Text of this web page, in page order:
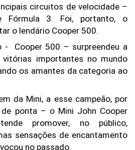
circuitos de velocidade –
Fórmula 3. Foi, portanto, o
o lendário Cooper 500.
Cooper 500 – surpreendeu a
importantes no mundo
os amantes da categoria ao
da Mini, a esse campeão, por
ponta – o Mini John Cooper
promover, no público,
sensações de encantamento
no passado.